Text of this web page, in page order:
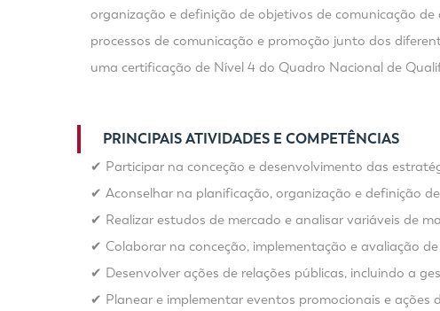
organização e definição de objetivos de comunicação
processos de comunicação e promoção junto dos
uma certificação de Nível 4 do Quadro Nacional de
PRINCIPAIS ATIVIDADES E COMPETÊNCIAS
✔ Participar na conceção e desenvolvimento das
✔ Aconselhar na planificação, organização e definição
✔ Realizar estudos de mercado e analisar variáveis de
✔ Colaborar na conceção, implementação e avaliação
✔ Desenvolver ações de relações públicas, incluindo a
✔ Planear e implementar eventos promocionais e ações